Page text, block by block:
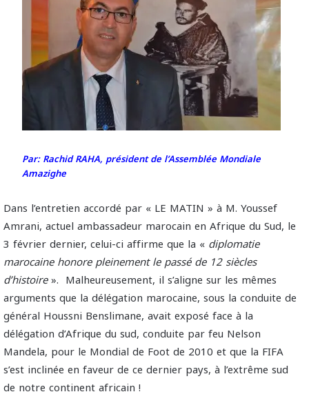
Par: Rachid RAHA, président de l’Assemblée Mondiale
Amazighe
Dans l’entretien accordé par « LE MATIN » à M. Youssef
Amrani, actuel ambassadeur marocain en Afrique du Sud, le
3 février dernier, celui-ci affirme que la « diplomatie
marocaine honore pleinement le passé de 12 siècles
d’histoire». Malheureusement, il s’aligne sur les mêmes
arguments que la délégation marocaine, sous la conduite de
général Houssni Benslimane, avait exposé face à la
délégation d’Afrique du sud, conduite par feu Nelson
Mandela, pour le Mondial de Foot de 2010 et que la FIFA
s’est inclinée en faveur de ce dernier pays, à l’extrême sud
de notre continent africain !